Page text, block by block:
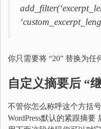
你只需要将 “20” 替换为任
自定义摘要后 “
不管你怎么称呼这个方括
WordPress默认的紧跟摘